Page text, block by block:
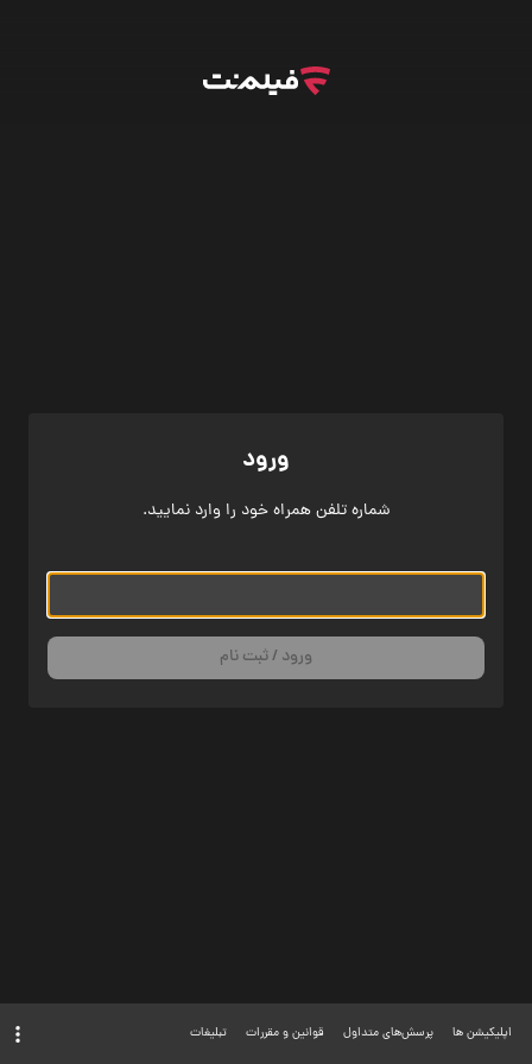
ورود
شماره تلفن همراه خود را وارد نمایید.
ورود / ثبت نام
اپلیکیشن ها پرسش‌های متداول قوانین و مقررات تبلیغات